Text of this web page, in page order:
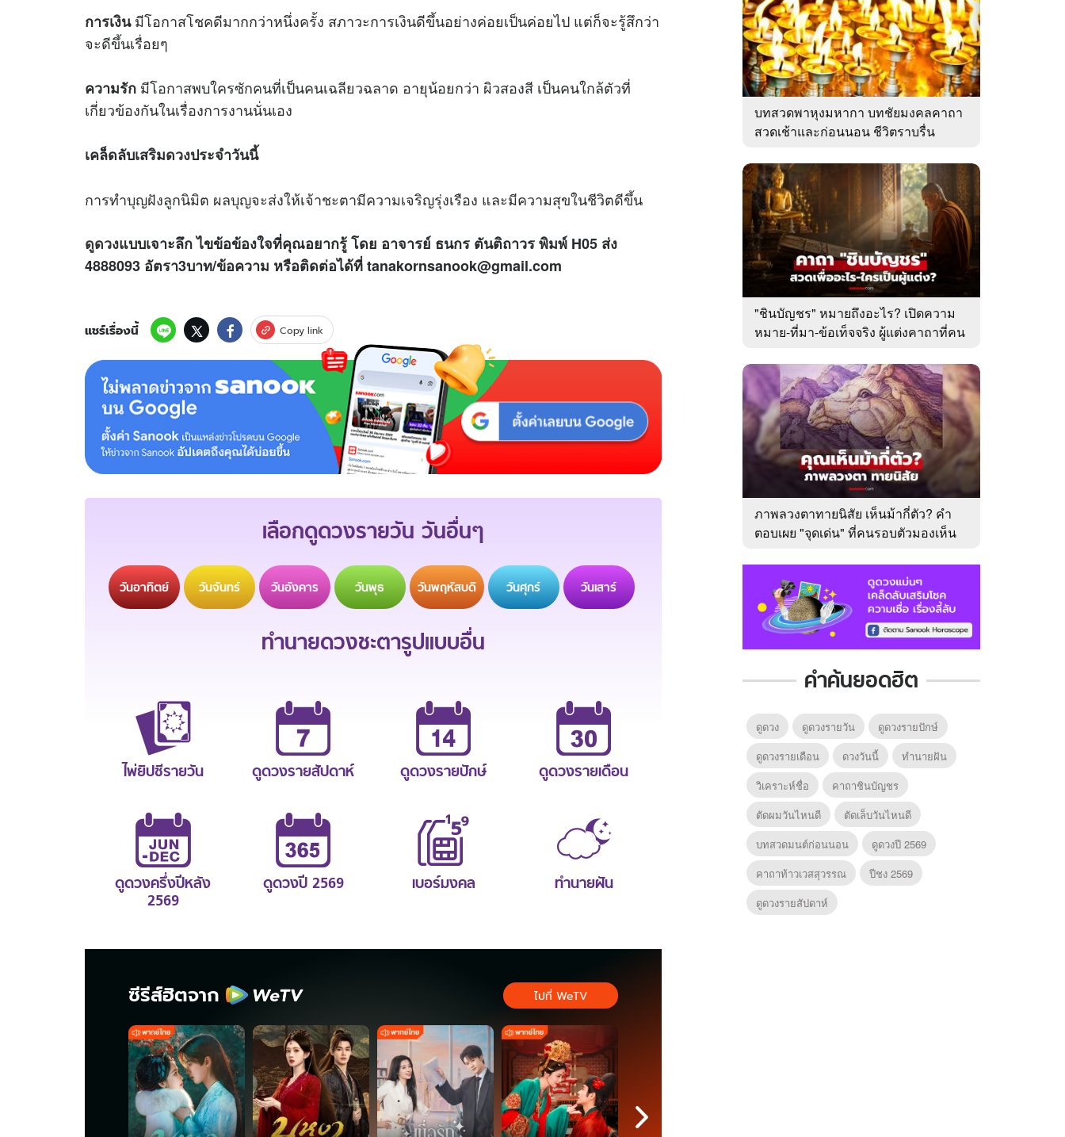
การเงินมีโอกาสโชคดีมากกว่าหนึ่งครั้ง สภาวะการเงินดีขึ้นอย่างค่อยเป็นค่อยไป แต่ก็จะรู้สึกว่า
จะดีขึ้นเรื่อยๆ
ความรัก มีโอกาสพบใครซักคนที่เป็นคนเฉลียวฉลาด อายุน้อยกว่า ผิวสองสี เป็นคนใกล้ตัวที่
เกี่ยวข้องกันในเรื่องการงานนั่นเอง
เคล็ดลับเสริมดวงประจำวันนี้
การทำบุญฝังลูกนิมิต ผลบุญจะส่งให้เจ้าชะตามีความเจริญรุ่งเรือง และมีความสุขในชีวิตดีขึ้น
ดูดวงแบบเจาะลึก ไขข้อข้องใจที่คุณอยากรู้ โดย อาจารย์ ธนกร ตันติถาวร พิมพ์ H05 ส่ง
4888093 อัตรา3บาท/ข้อความ หรือติดต่อได้ที่ tanakornsanook@gmail.com
แชร์เรื่องนี้ Copy link
เลือกดูดวงรายวัน วันอื่นๆ
วันอาทิตย์ วันจันทร์ วันอังคาร วันพุธ วันพฤหัสบดี วันศุกร์ วันเสาร์
ทำนายดวงชะตารูปแบบอื่น
ไพ่ยิปซีรายวัน ดูดวงรายสัปดาห์ ดูดวงรายปักษ์ ดูดวงรายเดือน
ดูดวงครึ่งปีหลัง
2569
ดูดวงปี 2569 เบอร์มงคล ทำนายฝัน
ซีรีส์ฮิตจาก ไปที่ WeTV
บทสวดพาหุงมหากา บทชัยมงคลคาถา
สวดเช้าและก่อนนอน ชีวิตราบรื่น
"ชินบัญชร" หมายถึงอะไร? เปิดความ
หมาย-ที่มา-ข้อเท็จจริง ผู้แต่งคาถาที่คน
ภาพลวงตาทายนิสัย เห็นม้ากี่ตัว? คำ
ตอบเผย "จุดเด่น" ที่คนรอบตัวมองเห็น
คำค้นยอดฮิต
ดูดวง ดูดวงรายวัน
ดูดวงรายปักษ์
ดูดวงรายเดือน
ดวงวันนี้
ทํานายฝัน
วิเคราะห์ชื่อ
คาถาชินบัญชร
ตัดผมวันไหนดี
ตัดเล็บวันไหนดี
บทสวดมนต์ก่อนนอน
ดูดวงปี 2569
คาถาท้าวเวสสุวรรณ
ปีชง 2569
ดูดวงรายสัปดาห์